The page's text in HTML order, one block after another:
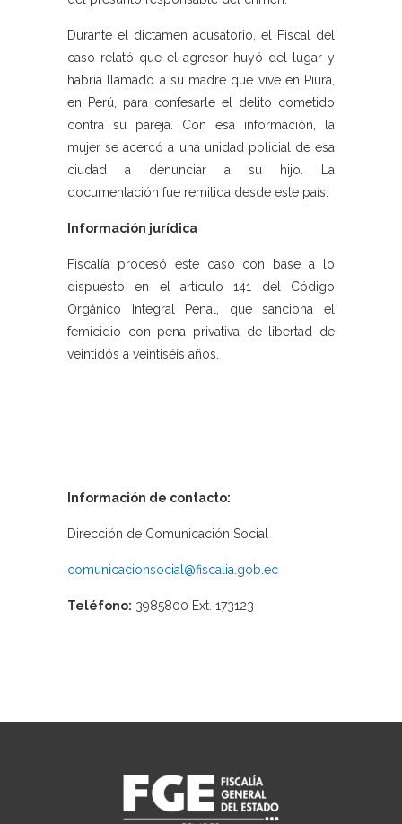
Durante el dictamen acusatorio, el Fiscal del
caso relató que el agresor huyó del lugar y
habría llamado a su madre que vive en Piura,
en Perú, para confesarle el delito cometido
contra su pareja. Con esa información, la
mujer se acercó a una unidad policial de esa
ciudad a denunciar a su hijo. La
documentación fue remitida desde este país.
Información jurídica
Fiscalía procesó este caso con base a lo
dispuesto en el artículo 141 del Código
Orgánico Integral Penal, que sanciona el
femicidio con pena privativa de libertad de
veintidós a veintiséis años.
Información de contacto:
Dirección de Comunicación Social
comunicacionsocial@fiscalia.gob.ec
Teléfono: 3985800 Ext. 173123